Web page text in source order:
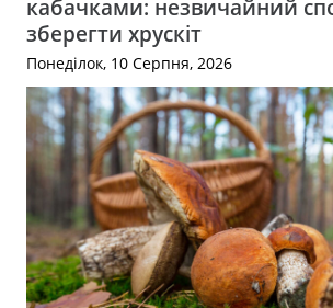
кабачками: незвичайний
зберегти хрускіт
Понеділок, 10 Серпня, 2026